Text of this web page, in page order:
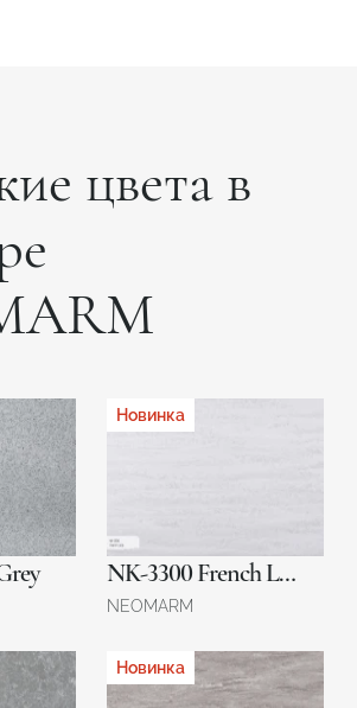
цвета в
Новинка
NK-3300 French Lace
NEOMARM
Новинка